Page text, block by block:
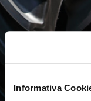
Informativa